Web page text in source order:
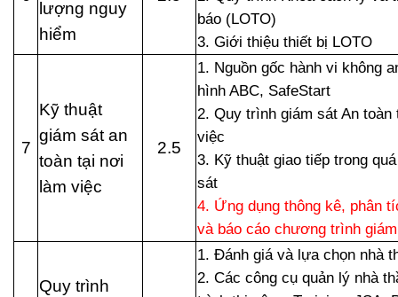
lượng nguy
hiểm
báo (LOTO)
3. Giới thiệu thiết bị LOTO
7
Kỹ thuật
giám sát an
toàn tại nơi
làm việc
2.5
1. Nguồn gốc hành vi không
hình ABC, SafeStart
2. Quy trình giám sát An toàn
việc
3. Kỹ thuật giao tiếp trong
sát
4. Ứng dụng thông kê, phân
và báo cáo chương trình
Quy trình
1. Đánh giá và lựa chọn nhà
2. Các công cụ quản lý nhà